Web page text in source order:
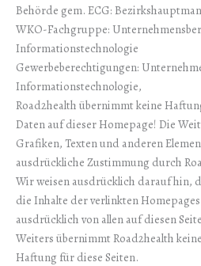
Behörde gem. ECG:
WKO-Fachgruppe:
Informationstechnologie
Gewerbeberechtigungen:
Informationstechnologie,
Road2health übernimmt keine
Daten auf dieser Homepage! Die
Grafiken, Texten und anderen
ausdrückliche Zustimmung durch
Wir weisen ausdrücklich darauf hin,
die Inhalte der verlinkten
ausdrücklich von allen auf diesen
Weiters übernimmt Road2health
Haftung für diese Seiten.